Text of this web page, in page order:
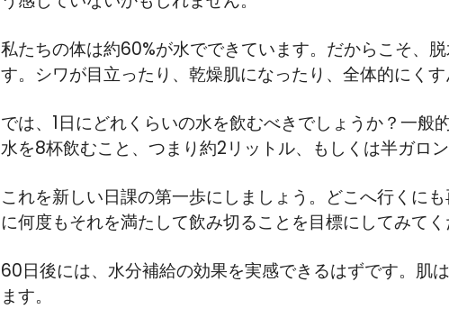
私たちの体は約60%が水でできています。だからこそ、
す。シワが目立ったり、乾燥肌になったり、全体的にくす
では、1日にどれくらいの水を飲むべきでしょうか？一
水を8杯飲むこと、つまり約2リットル、もしくは半ガロン
これを新しい日課の第一歩にしましょう。どこへ行くに
に何度もそれを満たして飲み切ることを目標にしてみてく
60日後には、水分補給の効果を実感できるはずです。肌
ます。